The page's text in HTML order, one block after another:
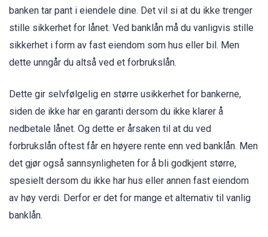
banken tar pant i eiendele dine. Det vil si at du ikke trenger
stille sikkerhet for lånet. Ved banklån må du vanligvis stille
sikkerhet i form av fast eiendom som hus eller bil. Men
dette unngår du altså ved et forbrukslån.
Dette gir selvfølgelig en større usikkerhet for bankerne,
siden de ikke har en garanti dersom du ikke klarer å
nedbetale lånet. Og dette er årsaken til at du ved
forbrukslån oftest får en høyere rente enn ved banklån. Men
det gjør også sannsynligheten for å bli godkjent større,
spesielt dersom du ikke har hus eller annen fast eiendom
av høy verdi. Derfor er det for mange et alternativ til vanlig
banklån.